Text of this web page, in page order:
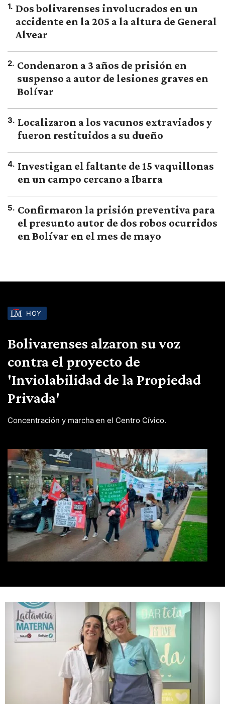
1. Dos bolivarenses involucrados en un
accidente en la 205 a la altura de General
Alvear
2. Condenaron a 3 años de prisión en
suspenso a autor de lesiones graves en
Bolívar
3. Localizaron a los vacunos extraviados y
fueron restituidos a su dueño
4. Investigan el faltante de 15 vaquillonas
en un campo cercano a Ibarra
5. Confirmaron la prisión preventiva para
el presunto autor de dos robos ocurridos
en Bolívar en el mes de mayo
HOY
Bolivarenses alzaron su voz
contra el proyecto de
'Inviolabilidad de la Propiedad
Privada'
Concentración y marcha en el Centro Cívico.